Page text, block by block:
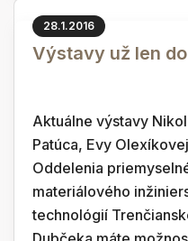
28.1.2016
Výstavy už len
Aktuálne výstavy
Patúca, Evy
Oddelenia
materiálového
technológií